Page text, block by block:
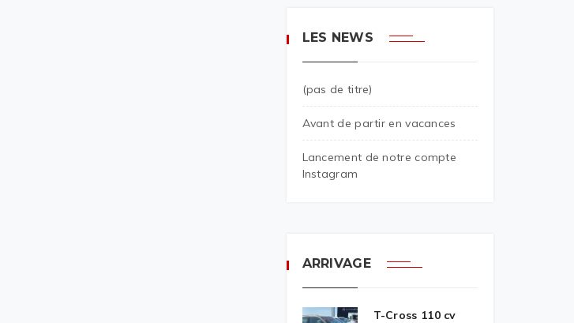
LES NEWS
(pas de titre)
Avant de partir en vacances
Lancement de notre compte
Instagram
ARRIVAGE
T-Cross 110 cv